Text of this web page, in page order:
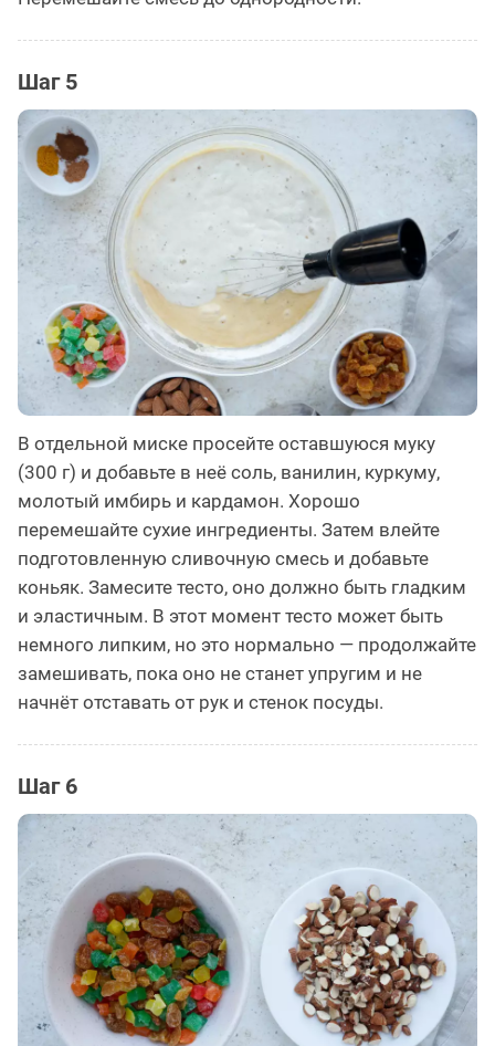
Шаг 5
В отдельной миске просейте оставшуюся муку
(300 г) и добавьте в неё соль, ванилин, куркуму,
молотый имбирь и кардамон. Хорошо
перемешайте сухие ингредиенты. Затем влейте
подготовленную сливочную смесь и добавьте
коньяк. Замесите тесто, оно должно быть гладким
и эластичным. В этот момент тесто может быть
немного липким, но это нормально — продолжайте
замешивать, пока оно не станет упругим и не
начнёт отставать от рук и стенок посуды.
Шаг 6